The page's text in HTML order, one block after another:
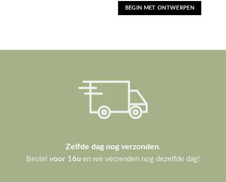
was:
€16,95.
is:
€13,55.
BEGIN MET ONTWERPEN
Zelfde dag nog verzonden.
Bestel voor 16u en we verzenden nog dezelfde dag!